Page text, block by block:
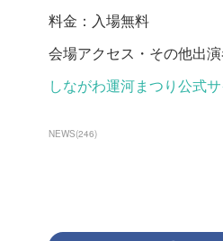
料金：入場無料
会場アクセス・その他出演
しながわ運河まつり公式サ
NEWS(246)